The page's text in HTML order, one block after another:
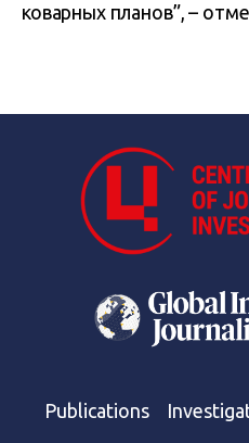
коварных планов”, –
Publications